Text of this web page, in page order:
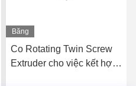
Băng
hình
Co Rotating Twin Screw
Extruder cho việc kết hợp